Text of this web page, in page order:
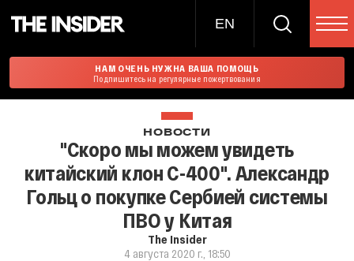
EN
НАМ ОЧЕНЬ НУЖНА ВАША ПОМОЩЬ
Подпишитесь на регулярные пожертвования
НОВОСТИ
"Скоро мы можем увидеть
китайский клон С-400". Александр
Гольц о покупке Сербией системы
ПВО у Китая
The Insider
4 августа 2020 г., 18:50